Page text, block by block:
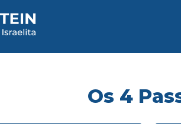
Os 4